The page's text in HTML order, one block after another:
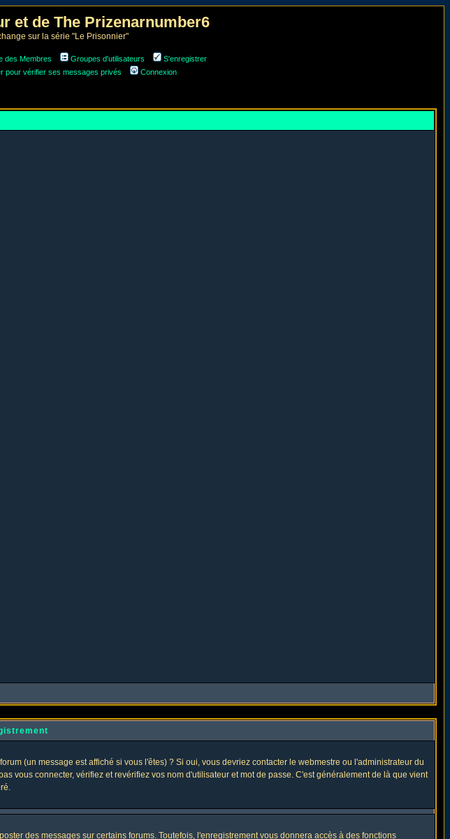
et de The Prizenarnumber6
sur la série "Le Prisonnier"
des Membres Groupes d'utilisateurs
S'enregistrer
pour vérifier ses messages privés Connexion
(un message est affiché si vous l'êtes) ? Si oui, vous devriez contacter le webmestre ou l'administrateur du
vous connecter, vérifiez et revérifiez vos nom d'utilisateur et mot de passe. C'est généralement de là que vient
des messages sur certains forums. Toutefois, l'enregistrement vous donnera accès à des fonctions